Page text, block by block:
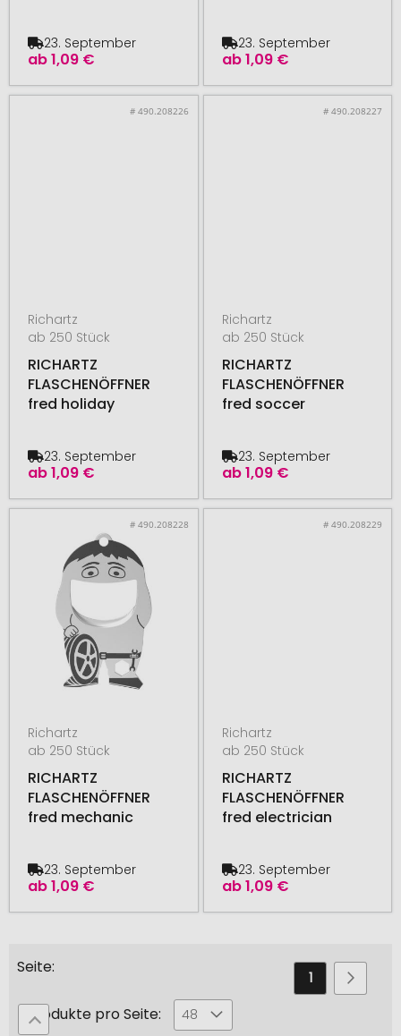
ab1,09 €
23. September
ab1,09 €
23. September
# 490.208226
Richartz
ab 250 Stück
RICHARTZ
FLASCHENÖFFNER
fred holiday
ab1,09 €
23. September
# 490.208227
Richartz
ab 250 Stück
RICHARTZ
FLASCHENÖFFNER
fred soccer
ab1,09 €
23. September
# 490.208228
Richartz
ab 250 Stück
RICHARTZ
FLASCHENÖFFNER
fred mechanic
ab1,09 €
23. September
# 490.208229
Richartz
ab 250 Stück
RICHARTZ
FLASCHENÖFFNER
fred electrician
ab1,09 €
23. September
Seite
Sie
1 Seite
2
Produkte pro Seite: 48